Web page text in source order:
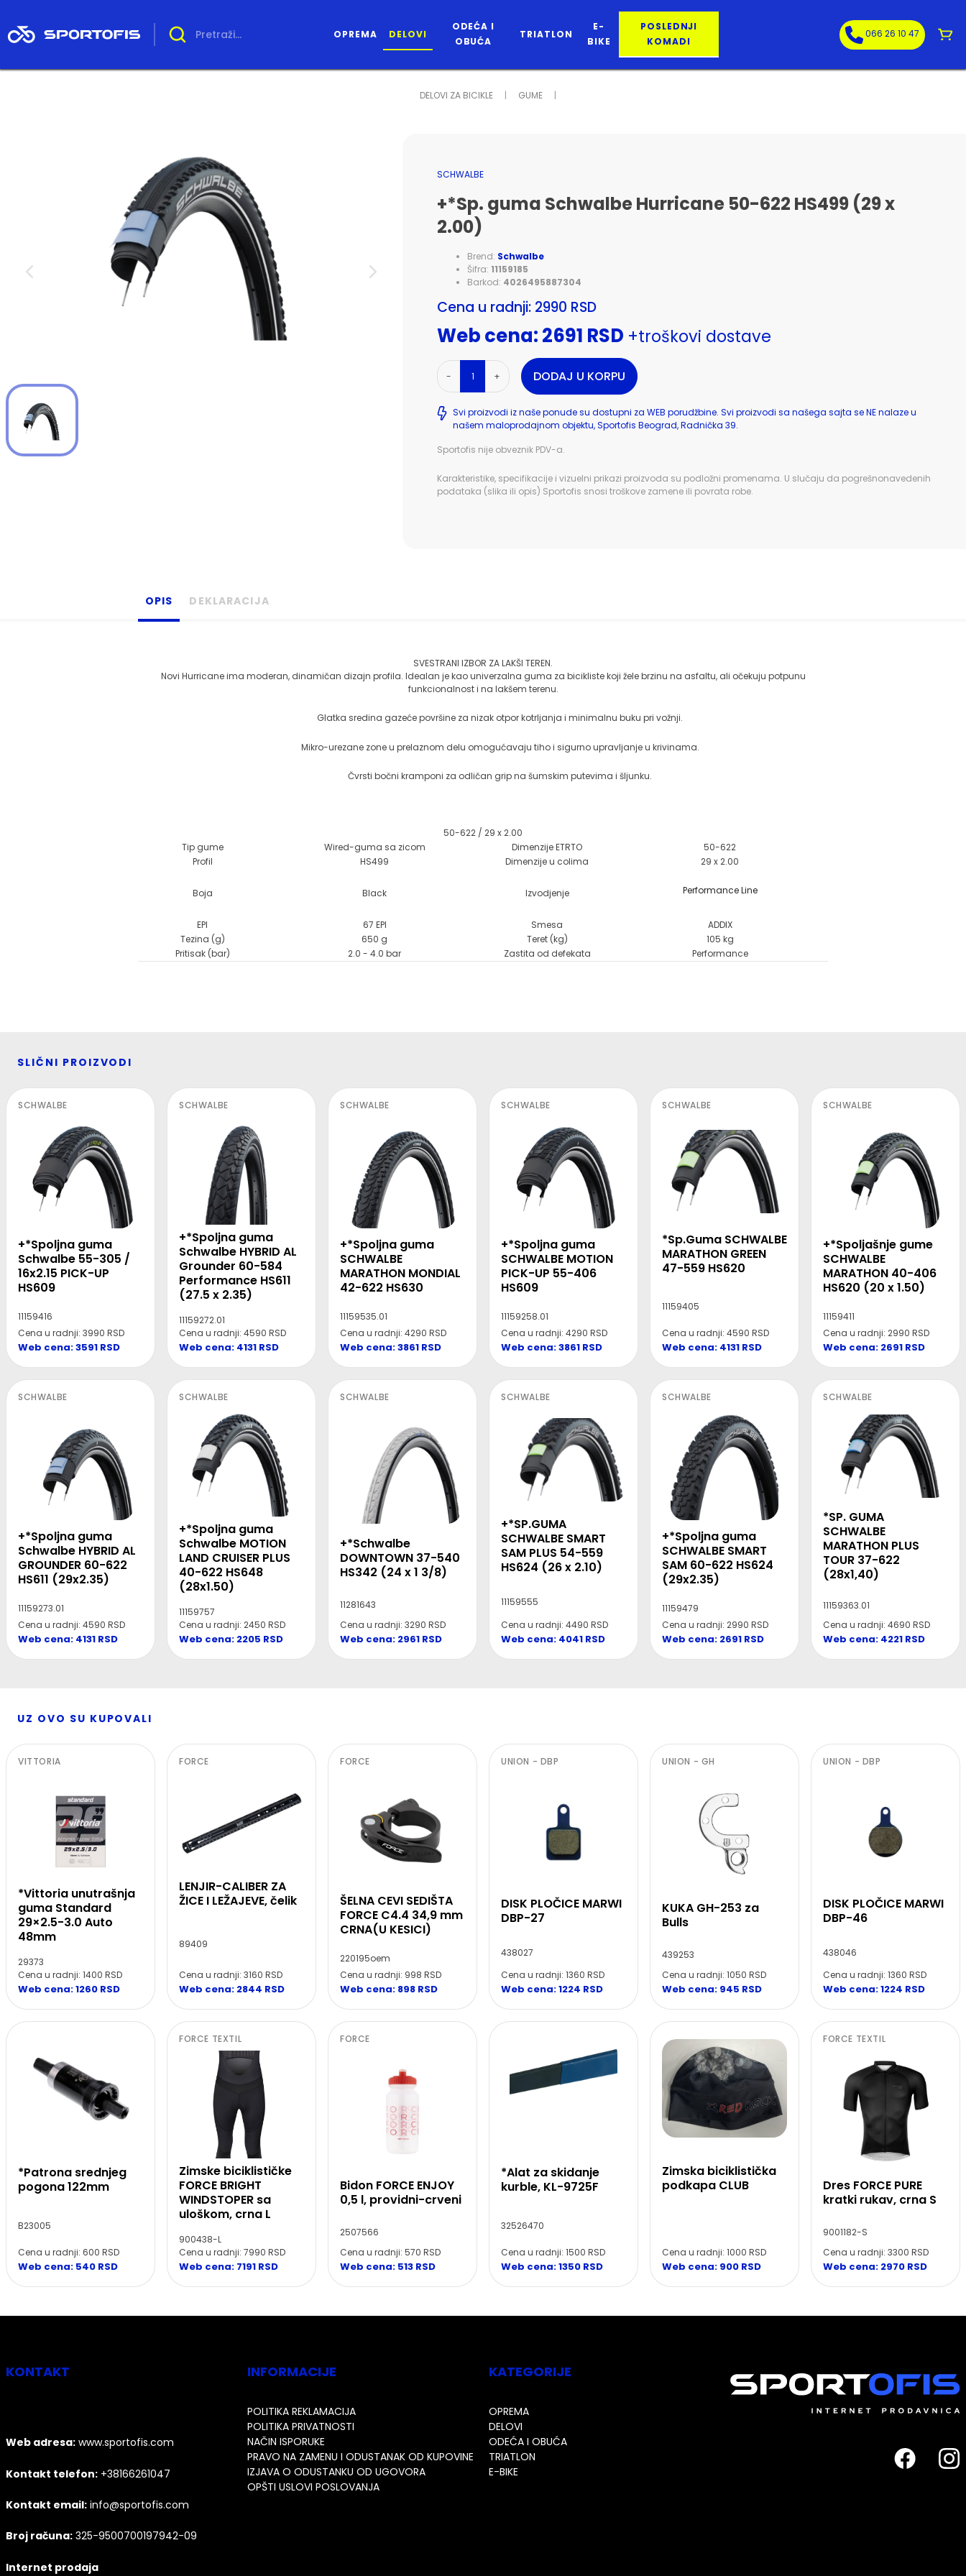
OPREMA DELOVI
ODEĆA I
OBUĆA
TRIATLON
E-
BIKE
POSLEDNJI
KOMADI
066 26 10 47
DELOVI ZA BICIKLE GUME
SCHWALBE
+*Sp. guma Schwalbe Hurricane 50-622 HS499 (29 x
2.00)
Brend: Schwalbe
Šifra: 11159185
Barkod: 4026495887304
Cena u radnji: 2990 RSD
Web cena: 2691 RSD +troškovi dostave
- + DODAJ U KORPU
Svi proizvodi iz naše ponude su dostupni za WEB porudžbine. Svi proizvodi sa našega sajta se NE nalaze u
našem maloprodajnom objektu, Sportofis Beograd, Radnička 39.
Sportofis nije obveznik PDV-a.
Karakteristike, specifikacije i vizuelni prikazi proizvoda su podložni promenama. U slučaju da pogrešnonavedenih
podataka (slika ili opis) Sportofis snosi troškove zamene ili povrata robe.
OPIS DEKLARACIJA
SVESTRANI IZBOR ZA LAKŠI TEREN.
Novi Hurricane ima moderan, dinamičan dizajn profila. Idealan je kao univerzalna guma za bicikliste koji žele brzinu na asfaltu, ali očekuju potpunu
funkcionalnost i na lakšem terenu.
Glatka sredina gazeće površine za nizak otpor kotrljanja i minimalnu buku pri vožnji.
Mikro-urezane zone u prelaznom delu omogućavaju tiho i sigurno upravljanje u krivinama.
Čvrsti bočni kramponi za odličan grip na šumskim putevima i šljunku.
50-622 / 29 x 2.00
Tip gume
Wired-guma sa zicom Dimenzije ETRTO
50-622
Profil
HS499 Dimenzije u colima 29 x 2.00
Boja Black Izvodjenje Performance Line
EPI 67 EPI Smesa
ADDIX
Tezina (g)
650 g Teret (kg)
105 kg
Pritisak (bar)
2.0 - 4.0 bar Zastita od defekata Performance
SLIČNI PROIZVODI
SCHWALBE
+*Spoljna guma
Schwalbe 55-305 /
16x2.15 PICK-UP
HS609
11159416
Cena u radnji: 3990 RSD
Web cena: 3591 RSD
SCHWALBE
+*Spoljna guma
Schwalbe HYBRID AL
Grounder 60-584
Performance HS611
(27.5 x 2.35)
11159272.01
Cena u radnji: 4590 RSD
Web cena: 4131 RSD
SCHWALBE
+*Spoljna guma
SCHWALBE
MARATHON MONDIAL
42-622 HS630
11159535.01
Cena u radnji: 4290 RSD
Web cena: 3861 RSD
SCHWALBE
+*Spoljna guma
SCHWALBE MOTION
PICK-UP 55-406
HS609
11159258.01
Cena u radnji: 4290 RSD
Web cena: 3861 RSD
SCHWALBE
*Sp.Guma SCHWALBE
MARATHON GREEN
47-559 HS620
11159405
Cena u radnji: 4590 RSD
Web cena: 4131 RSD
SCHWALBE
+*Spoljašnje gume
SCHWALBE
MARATHON 40-406
HS620 (20 x 1.50)
11159411
Cena u radnji: 2990 RSD
Web cena: 2691 RSD
SCHWALBE
+*Spoljna guma
Schwalbe HYBRID AL
GROUNDER 60-622
HS611 (29x2.35)
11159273.01
Cena u radnji: 4590 RSD
Web cena: 4131 RSD
SCHWALBE
+*Spoljna guma
Schwalbe MOTION
LAND CRUISER PLUS
40-622 HS648
(28x1.50)
11159757
Cena u radnji: 2450 RSD
Web cena: 2205 RSD
SCHWALBE
+*Schwalbe
DOWNTOWN 37-540
HS342 (24 x 1 3/8)
11281643
Cena u radnji: 3290 RSD
Web cena: 2961 RSD
SCHWALBE
+*SP.GUMA
SCHWALBE SMART
SAM PLUS 54-559
HS624 (26 x 2.10)
11159555
Cena u radnji: 4490 RSD
Web cena: 4041 RSD
SCHWALBE
+*Spoljna guma
SCHWALBE SMART
SAM 60-622 HS624
(29x2.35)
11159479
Cena u radnji: 2990 RSD
Web cena: 2691 RSD
SCHWALBE
*SP. GUMA
SCHWALBE
MARATHON PLUS
TOUR 37-622
(28x1,40)
11159363.01
Cena u radnji: 4690 RSD
Web cena: 4221 RSD
UZ OVO SU KUPOVALI
VITTORIA
*Vittoria unutrašnja
guma Standard
29×2.5-3.0 Auto
48mm
29373
Cena u radnji: 1400 RSD
Web cena: 1260 RSD
FORCE
LENJIR-CALIBER ZA
ŽICE I LEŽAJEVE, čelik
89409
Cena u radnji: 3160 RSD
Web cena: 2844 RSD
FORCE
ŠELNA CEVI SEDIŠTA
FORCE C4.4 34,9 mm
CRNA(U KESICI)
220195oem
Cena u radnji: 998 RSD
Web cena: 898 RSD
UNION - DBP
DISK PLOČICE MARWI
DBP-27
438027
Cena u radnji: 1360 RSD
Web cena: 1224 RSD
UNION - GH
KUKA GH-253 za
Bulls
439253
Cena u radnji: 1050 RSD
Web cena: 945 RSD
UNION - DBP
DISK PLOČICE MARWI
DBP-46
438046
Cena u radnji: 1360 RSD
Web cena: 1224 RSD
*Patrona srednjeg
pogona 122mm
B23005
Cena u radnji: 600 RSD
Web cena: 540 RSD
FORCE TEXTIL
Zimske biciklističke
FORCE BRIGHT
WINDSTOPER sa
uloškom, crna L
900438-L
Cena u radnji: 7990 RSD
Web cena: 7191 RSD
FORCE
Bidon FORCE ENJOY
0,5 l, providni-crveni
2507566
Cena u radnji: 570 RSD
Web cena: 513 RSD
*Alat za skidanje
kurble, KL-9725F
32526470
Cena u radnji: 1500 RSD
Web cena: 1350 RSD
Zimska biciklistička
podkapa CLUB
Cena u radnji: 1000 RSD
Web cena: 900 RSD
FORCE TEXTIL
Dres FORCE PURE
kratki rukav, crna S
9001182-S
Cena u radnji: 3300 RSD
Web cena: 2970 RSD
KONTAKT
Web adresa: www.sportofis.com
Kontakt telefon: +38166261047
Kontakt email: info@sportofis.com
Broj računa: 325-9500700197942-09
Internet prodaja
INFORMACIJE
POLITIKA REKLAMACIJA
POLITIKA PRIVATNOSTI
NAČIN ISPORUKE
PRAVO NA ZAMENU I ODUSTANAK OD KUPOVINE
IZJAVA O ODUSTANKU OD UGOVORA
OPŠTI USLOVI POSLOVANJA
KATEGORIJE
OPREMA
DELOVI
ODEĆA I OBUĆA
TRIATLON
E-BIKE